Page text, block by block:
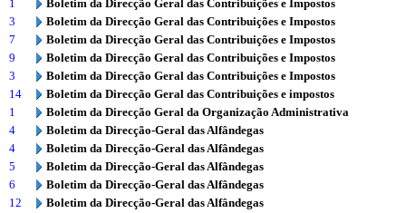
1
Boletim da Direcção Geral das Contribuições e Impostos
3
Boletim da Direcção Geral das Contribuições e Impostos
7
Boletim da Direcção Geral das Contribuições e Impostos
9
Boletim da Direcção Geral das Contribuições e Impostos
3
Boletim da Direcção Geral das Contribuições e Impostos
14
Boletim da Direcção Geral das Contribuições e impostos
1
Boletim da Direcção Geral da Organização Administrativa
4
Boletim da Direcção-Geral das Alfândegas
4
Boletim da Direcção-Geral das Alfândegas
5
Boletim da Direcção-Geral das Alfândegas
6
Boletim da Direcção-Geral das Alfândegas
12
Boletim da Direcção-Geral das Alfândegas